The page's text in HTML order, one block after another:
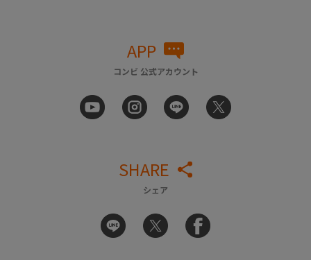
APP
コンビ 公式アカウント
SHARE
シェア